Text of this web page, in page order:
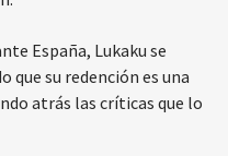
España, Lukaku se
que su redención es una
atrás las críticas que lo